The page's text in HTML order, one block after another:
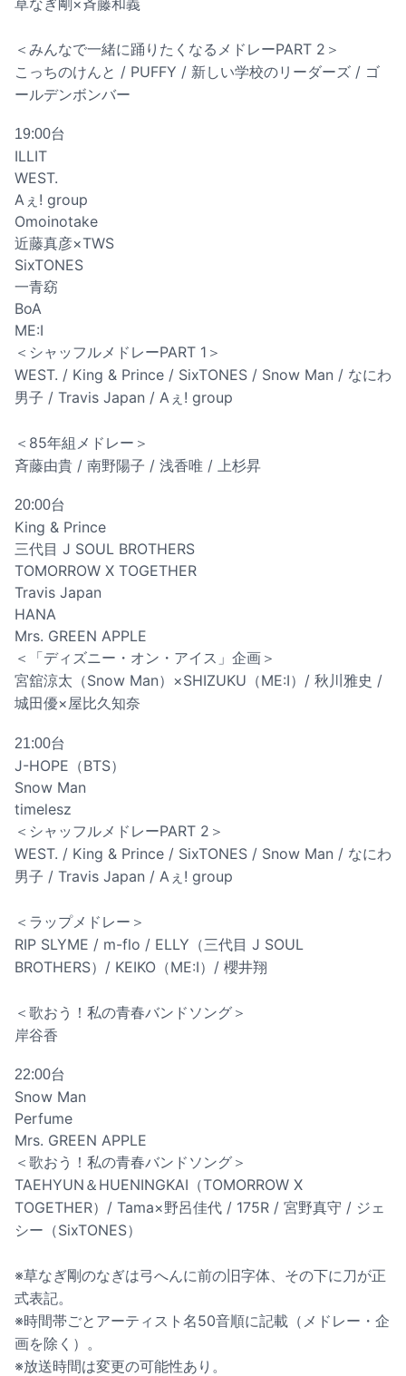
草なぎ剛×斉藤和義
＜みんなで一緒に踊りたくなるメドレーPART 2＞
こっちのけんと / PUFFY / 新しい学校のリーダーズ / ゴ
ールデンボンバー
19:00台
ILLIT
WEST.
Aぇ! group
Omoinotake
近藤真彦×TWS
SixTONES
一青窈
BoA
ME:I
＜シャッフルメドレーPART 1＞
WEST. / King & Prince / SixTONES / Snow Man / なにわ
男子 / Travis Japan / Aぇ! group
＜85年組メドレー＞
斉藤由貴 / 南野陽子 / 浅香唯 / 上杉昇
20:00台
King & Prince
三代目 J SOUL BROTHERS
TOMORROW X TOGETHER
Travis Japan
HANA
Mrs. GREEN APPLE
＜「ディズニー・オン・アイス」企画＞
宮舘涼太（Snow Man）×SHIZUKU（ME:I）/ 秋川雅史 /
城田優×屋比久知奈
21:00台
J-HOPE（BTS）
Snow Man
timelesz
＜シャッフルメドレーPART 2＞
WEST. / King & Prince / SixTONES / Snow Man / なにわ
男子 / Travis Japan / Aぇ! group
＜ラップメドレー＞
RIP SLYME / m-flo / ELLY（三代目 J SOUL
BROTHERS）/ KEIKO（ME:I）/ 櫻井翔
＜歌おう！私の青春バンドソング＞
岸谷香
22:00台
Snow Man
Perfume
Mrs. GREEN APPLE
＜歌おう！私の青春バンドソング＞
TAEHYUN＆HUENINGKAI（TOMORROW X
TOGETHER）/ Tama×野呂佳代 / 175R / 宮野真守 / ジェ
シー（SixTONES）
※草なぎ剛のなぎは弓へんに前の旧字体、その下に刀が正
式表記。
※時間帯ごとアーティスト名50音順に記載（メドレー・企
画を除く）。
※放送時間は変更の可能性あり。